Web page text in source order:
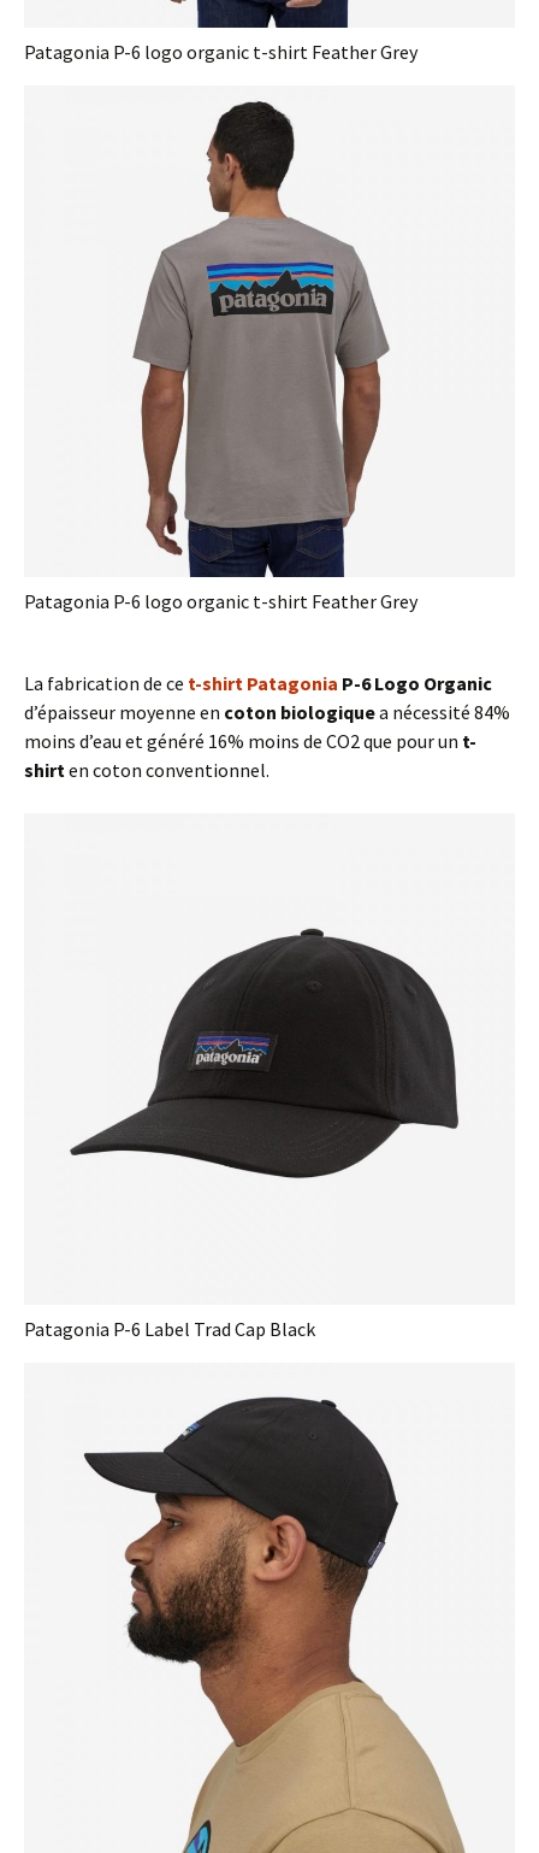
Patagonia P-6 logo organic t-shirt Feather Grey
Patagonia P-6 logo organic t-shirt Feather Grey
La fabrication de ce t-shirt Patagonia P-6 Logo Organic
d’épaisseur moyenne en coton biologiquea nécessité 84%
moins d’eau et généré 16% moins de CO2 que pour un t-
shirt en coton conventionnel.
Patagonia P-6 Label Trad Cap Black